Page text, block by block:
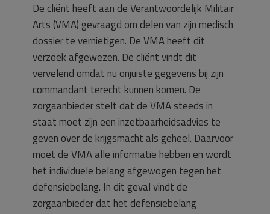
De cliënt heeft aan de Verantwoordelijk Militair
Arts (VMA) gevraagd om delen van zijn medisch
dossier te vernietigen. De VMA heeft dit
verzoek afgewezen. De cliënt vindt dit
vervelend omdat nu onjuiste gegevens bij zijn
commandant terecht kunnen komen. De
zorgaanbieder stelt dat de VMA steeds in
staat moet zijn een inzetbaarheidsadvies te
geven over de krijgsmacht als geheel. Daarvoor
moet de VMA alle informatie hebben en wordt
het individuele belang afgewogen tegen het
defensiebelang. In dit geval vindt de
zorgaanbieder dat het defensiebelang